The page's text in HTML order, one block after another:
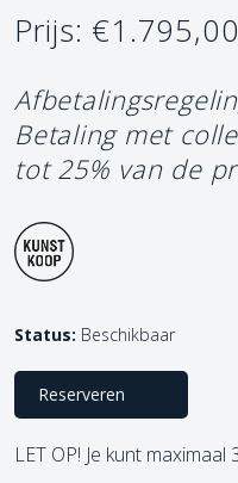
Prijs: €1.795,00
Betaling met
tot 25% van de
Status: Beschikbaar
Reserveren
LET OP! Je kunt